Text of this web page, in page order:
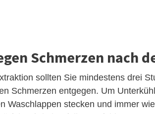
Schmerzen nach
sollten Sie mindestens drei
Schmerzen entgegen. Um
Waschlappen stecken und immer